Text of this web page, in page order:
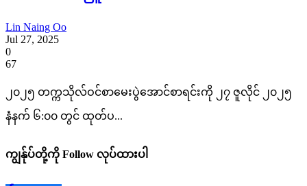
Lin Naing Oo
Jul 27, 2025
0
67
၂၀၂၅ တက္ကသိုလ်ဝင်စာမေးပွဲအောင်စာရင်းကို ၂၇ ဇူလိုင် ၂၀၂၅
နံနက် ၆:၀၀ တွင် ထုတ်ပ...
ကျွန်ုပ်တို့ကို Follow လုပ်ထားပါ